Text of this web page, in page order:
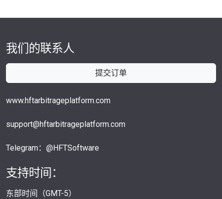
我们的联系人
提交订单
www.hftarbitrageplatform.com
support@hftarbitrageplatform.com
Telegram：@HFTSoftware
支持时间：
东部时间（GMT-5）